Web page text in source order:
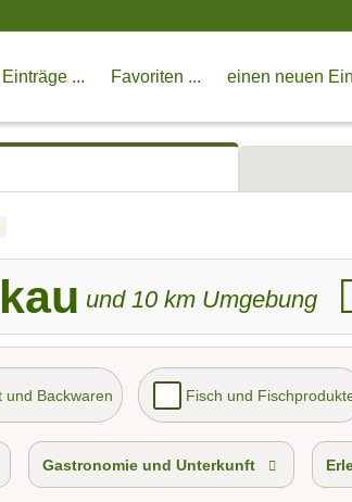
Einträge ... Favoriten ... einen neuen
und10 km Umgebung
und Backwaren Fisch und
Gastronomie und Unterkunft